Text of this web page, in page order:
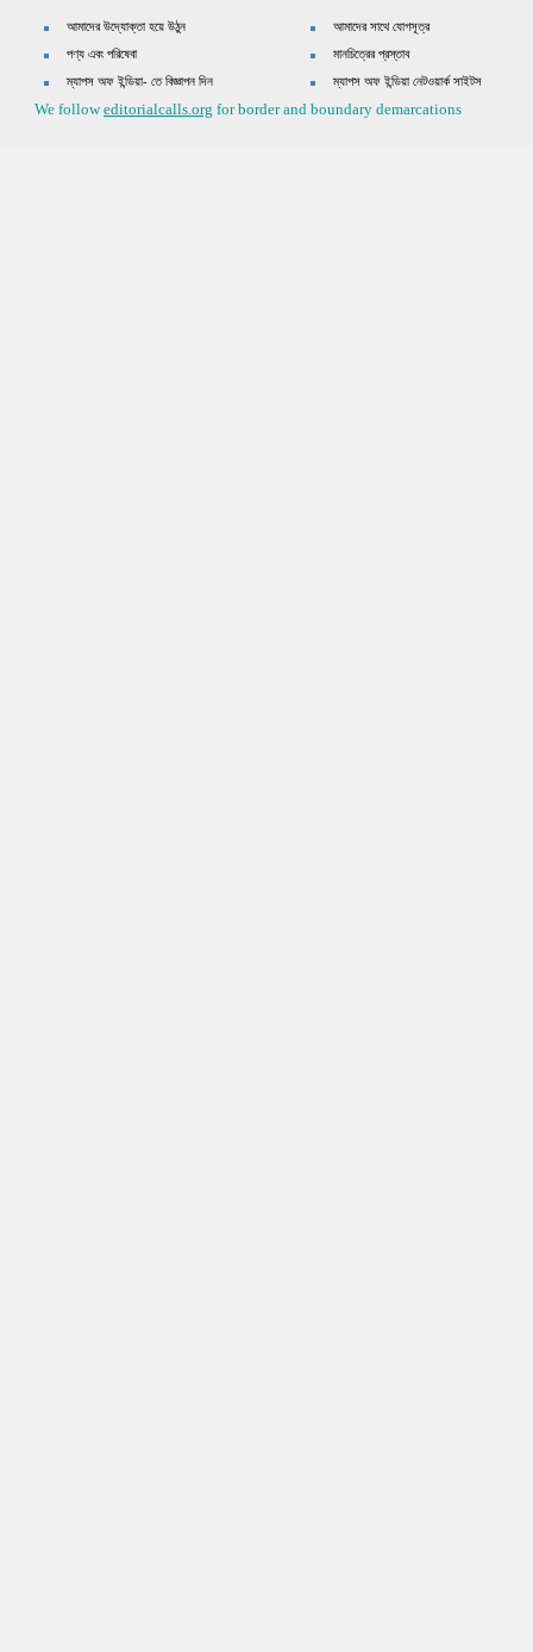
আমাদের উদ্যোক্তা হয়ে উঠুন
পণ্য এবং পরিষেবা
ম্যাপস অফ ইন্ডিয়া- তে বিজ্ঞাপন দিন
আমাদের সাথে যোগসূত্র
মানচিত্রের প্রস্তাব
ম্যাপস অফ ইন্ডিয়া নেটওয়ার্ক সাইটস
We followeditorialcalls.org for border and boundary demarcations